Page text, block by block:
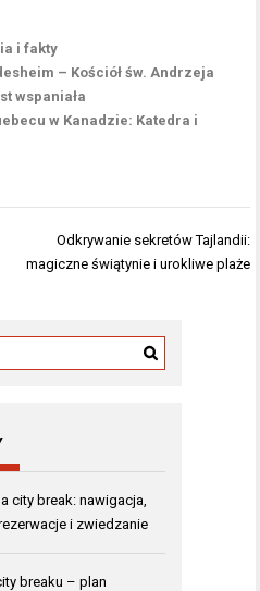
i fakty
– Kościół św. Andrzeja
wspaniała
w Kanadzie: Katedra i
Odkrywanie sekretów Tajlandii:
magiczne świątynie i urokliwe plaże
city break: nawigacja,
i zwiedzanie
breaku – plan